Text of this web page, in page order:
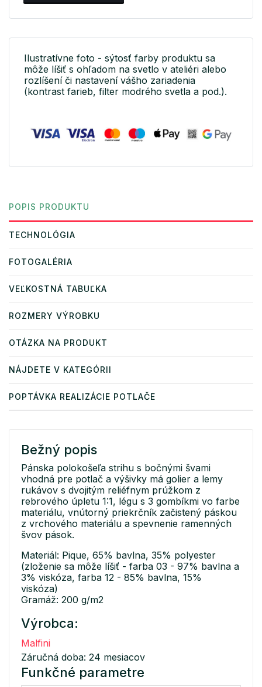
Ilustratívne foto - sýtosť farby produktu sa
môže líšiť s ohľadom na svetlo v ateliéri alebo
rozlíšení či nastavení vášho zariadenia
(kontrast farieb, filter modrého svetla a pod.).
POPIS PRODUKTU
TECHNOLÓGIA
FOTOGALÉRIA
VEĽKOSTNÁ TABUĽKA
ROZMERY VÝROBKU
OTÁZKA NA PRODUKT
NÁJDETE V KATEGÓRII
POPTÁVKA REALIZÁCIE POTLAČE
Bežný popis
Pánska polokošeľa strihu s bočnými švami
vhodná pre potlač a výšivky má golier a lemy
rukávov s dvojitým reliéfnym prúžkom z
rebrového úpletu 1:1, légu s 3 gombíkmi vo farbe
materiálu, vnútorný priekrčník začistený páskou
z vrchového materiálu a spevnenie ramenných
švov pások.
Materiál: Pique, 65% bavlna, 35% polyester
(zloženie sa môže líšiť - farba 03 - 97% bavlna a
3% viskóza, farba 12 - 85% bavlna, 15%
viskóza)
Gramáž: 200 g/m2
Výrobca:
Malfini
Záručná doba: 24 mesiacov
Funkčné parametre